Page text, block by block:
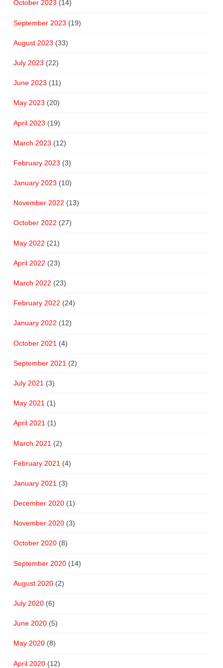
October 2023 (14)
September 2023 (19)
August 2023 (33)
July 2023 (22)
June 2023 (11)
May 2023 (20)
April 2023 (19)
March 2023 (12)
February 2023 (3)
January 2023 (10)
November 2022 (13)
October 2022 (27)
May 2022 (21)
April 2022 (23)
March 2022 (23)
February 2022 (24)
January 2022 (12)
October 2021 (4)
September 2021 (2)
July 2021 (3)
May 2021 (1)
April 2021(1)
March 2021 (2)
February 2021 (4)
January 2021 (3)
December 2020(1)
November 2020(3)
October 2020(8)
September 2020(14)
August 2020(2)
July 2020(6)
June 2020(5)
May 2020(8)
April 2020(12)